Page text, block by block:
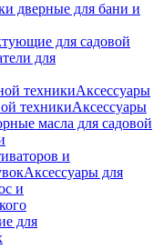
дверные для бани и
для садовой
для
техникиАксессуары
техникиАксессуары
масла для садовой
и
Аксессуары для
и
для